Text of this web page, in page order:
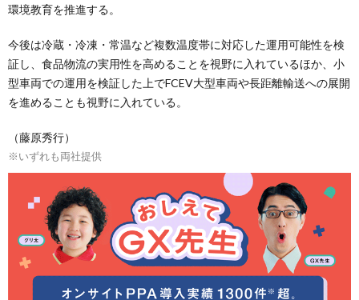
環境教育を推進する。
今後は冷蔵・冷凍・常温など複数温度帯に対応した運用可能性を検
証し、食品物流の実用性を高めることを視野に入れているほか、小
型車両での運用を検証した上でFCEV大型車両や長距離輸送への展開
を進めることも視野に入れている。
（藤原秀行）
※いずれも両社提供